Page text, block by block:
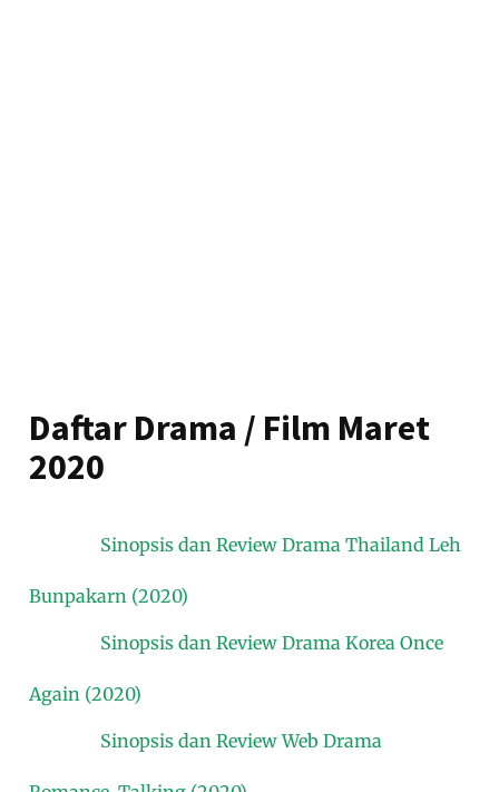
Daftar Drama / Film Maret
2020
Sinopsis dan Review Drama Thailand Leh
Bunpakarn (2020)
Sinopsis dan Review Drama Korea Once
Again (2020)
Sinopsis dan Review Web Drama